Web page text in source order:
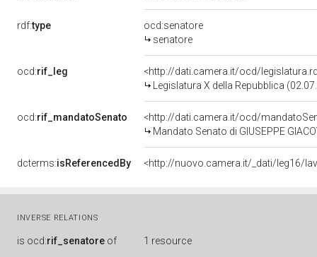
rdf:type
ocd:senatore
senatore
ocd:rif_leg
<http://dati.camera.it/ocd/
Legislatura X della Repubblica
ocd:rif_mandatoSenato
<http://dati.camera.it/ocd/
Mandato Senato di GIUSEPPE
dcterms:isReferencedBy
INVERSE RELATIONS
is ocd:rif_senatore of 1 resource